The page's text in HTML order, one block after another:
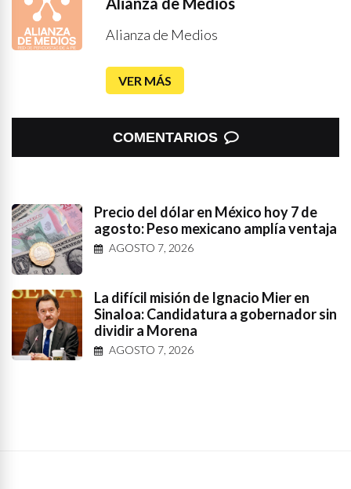
Alianza de Medios
VER MÁS
COMENTARIOS
Precio del dólar en México hoy 7 de
agosto: Peso mexicano amplía ventaja
AGOSTO 7, 2026
La difícil misión de Ignacio Mier en
Sinaloa: Candidatura a gobernador sin
dividir a Morena
AGOSTO 7, 2026